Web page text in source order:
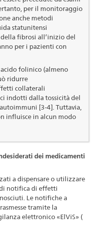
per il monitoraggio
anche metodi
statunitensi
fibrosi all’inizio del
per i pazienti con
folinico (almeno
ridurre
collaterali
indotti dalla tossicità del
[3-4]. Tuttavia,
influisce in alcun modo
dei medicamenti
a dispensare o utilizzare
notifica di effetti
Le notifiche a
tramite la
elettronico «ElViS» (